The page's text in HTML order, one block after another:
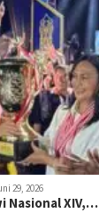
29, 2026
Nasional XIV,…